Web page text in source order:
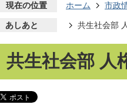
現在の位置 ホーム 市政
あしあと 共生社会部
共生社会部 人